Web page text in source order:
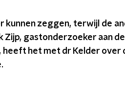
kunnen zeggen, terwijl de
Zijp, gastonderzoeker aan
het met dr Kelder over